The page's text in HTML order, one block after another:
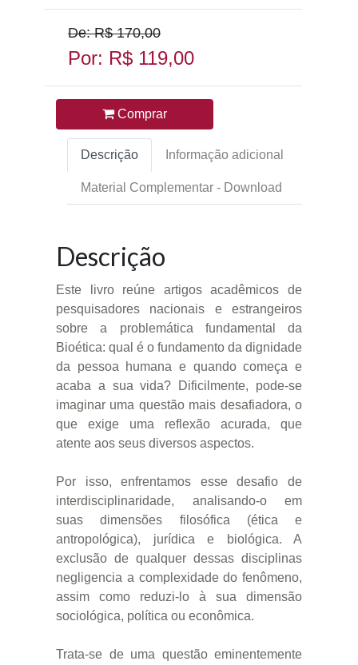
De: R$ 170,00
Por: R$ 119,00
Comprar
Descrição Informação adicional
Material Complementar - Download
Descrição
Este livro reúne artigos acadêmicos de
pesquisadores nacionais e estrangeiros
sobre a problemática fundamental da
Bioética: qual é o fundamento da dignidade
da pessoa humana e quando começa e
acaba a sua vida? Dificilmente, pode-se
imaginar uma questão mais desafiadora, o
que exige uma reflexão acurada, que
atente aos seus diversos aspectos.
Por isso, enfrentamos esse desafio de
interdisciplinaridade, analisando-o em
suas dimensões filosófica (ética e
antropológica), jurídica e biológica. A
exclusão de qualquer dessas disciplinas
negligencia a complexidade do fenômeno,
assim como reduzi-lo à sua dimensão
sociológica, política ou econômica.
Trata-se de uma questão eminentemente